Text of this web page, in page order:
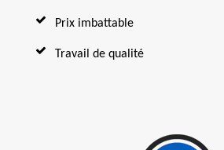
Prix imbattable
Travail de qualité